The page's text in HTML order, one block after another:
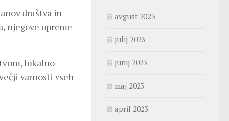
društva in
njegove opreme
lokalno
varnosti vseh
avgust 2023
julij 2023
junij 2023
maj 2023
april 2023